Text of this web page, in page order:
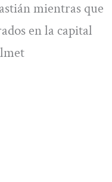
mientras que
en la capital